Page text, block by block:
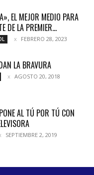
EL MEJOR MEDIO PARA
DE LA PREMIER...
FEBRERO 28, 2023
LA BRAVURA
AGOSTO 20, 2018
AL TÚ POR TÚ CON
SEPTIEMBRE 2, 2019